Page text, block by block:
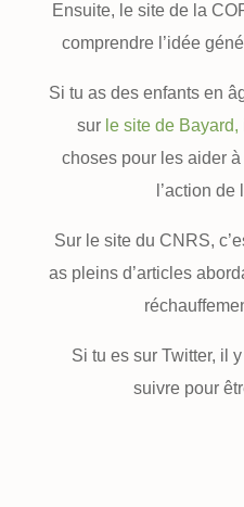
Ensuite, le site de la
comprendre l’idée
Si tu as des enfants en
sur le site de Bayard,
choses pour les aider
l’action
Sur le site du CNRS,
as pleins d’articles
Si tu es sur Twitter, il
suivre pour